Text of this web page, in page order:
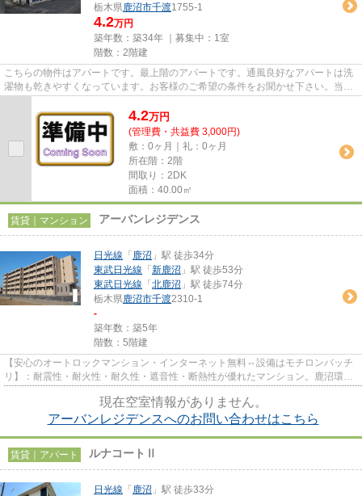
栃木県鹿沼市千渡1755-1
4.2万円
築年数：築34年 ｜募集中： 1室
階数：2階建
こちらの物件はアパートです。最上階のアパートです。通風良好なアパートは洗
濯物も乾きやすくなっています。お客様のご希望の条件をお聞かせ下さい。当社
4.2万円
(管理費・共益費 3,000円)
敷：0ヶ月｜礼：0ヶ月
所在階：2階
間取り：2DK
面積：40.00㎡
賃貸｜マンション アーバンレジデンス
日光線 「 鹿沼 」駅 徒歩34分
東武日光線 「 新鹿沼 」駅 徒歩53分
東武日光線 「 北鹿沼 」駅 徒歩74分
栃木県鹿沼市千渡2310-1
-
築年数：築5年
階数：5階建
【安心のオートロックマンション・インターネット無料⇔設備はモチロンバッチ
リ】：耐震性・耐火性・耐久性・遮音性・断熱性が優れたマンション。鹿沼環状
現在空室情報がありません。
アーバンレジデンスへのお問い合わせはこちら
賃貸｜アパート ルナコートⅡ
日光線 「 鹿沼 」駅 徒歩33分